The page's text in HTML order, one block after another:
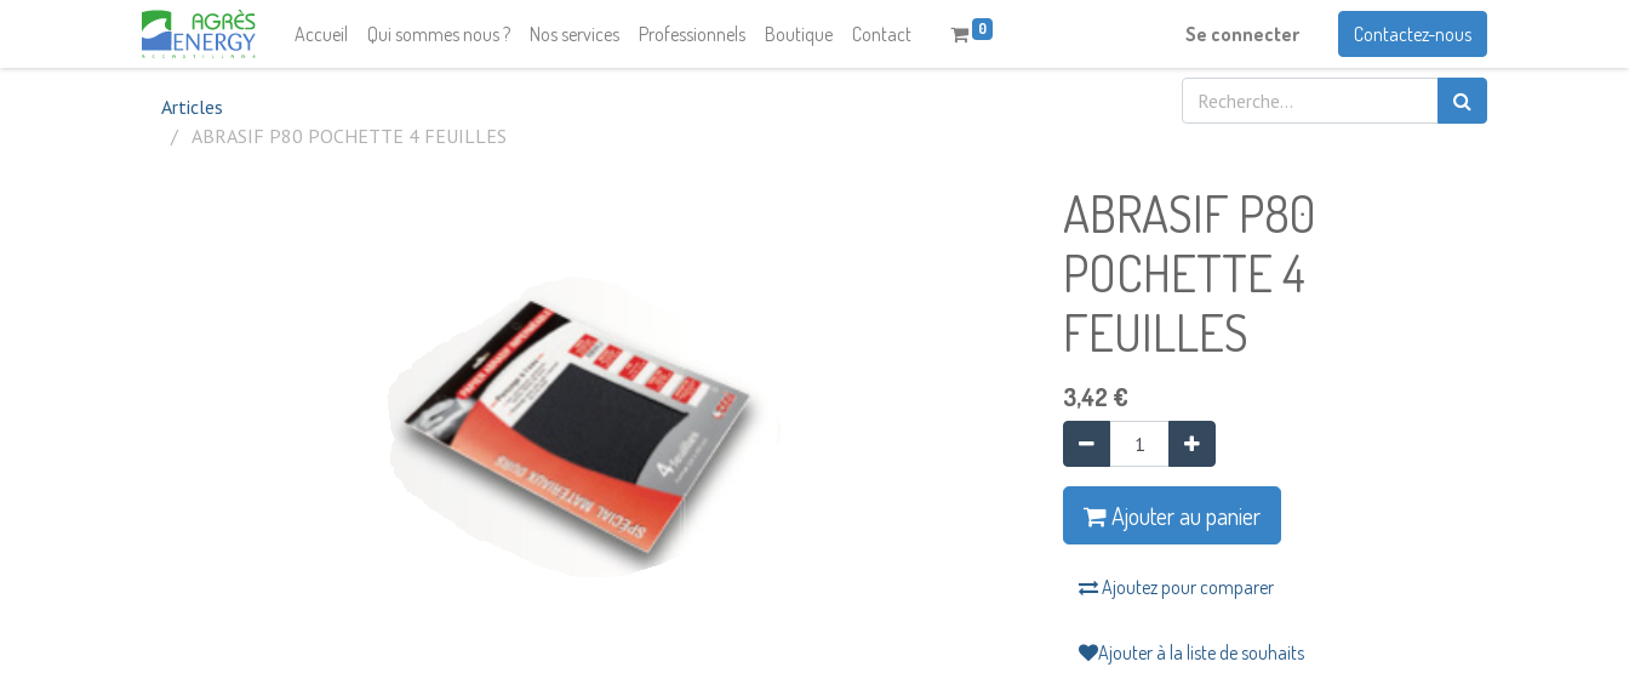
Accueil Qui sommes nous ? Nos services Professionnels Boutique Contact 0 Se connecter Contactez-nous
Articles
ABRASIF P80 POCHETTE 4 FEUILLES
ABRASIF P80
POCHETTE 4
FEUILLES
3,42 €
Ajouter au panier
Ajoutez pour comparer
Ajouter à la liste de souhaits